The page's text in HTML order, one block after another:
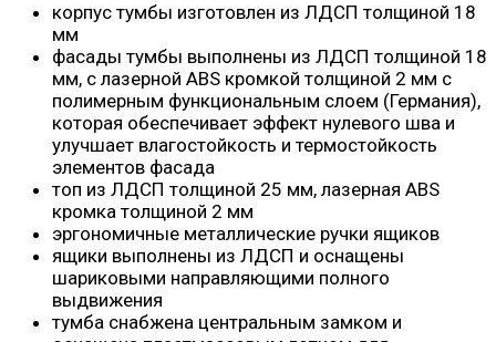
корпус тумбы изготовлен из ЛДСП толщиной 18
мм
фасады тумбы выполнены из ЛДСП толщиной 18
мм, с лазерной ABS кромкой толщиной 2 мм с
полимерным функциональным слоем (Германия),
которая обеспечивает эффект нулевого шва и
улучшает влагостойкость и термостойкость
элементов фасада
топ из ЛДСП толщиной 25 мм, лазерная ABS
кромка толщиной 2 мм
эргономичные металлические ручки ящиков
ящики выполнены из ЛДСП и оснащены
шариковыми направляющими полного
выдвижения
тумба снабжена центральным замком и